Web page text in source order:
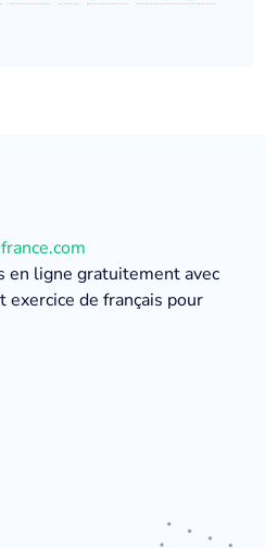
en ligne gratuitement avec
exercice de français pour